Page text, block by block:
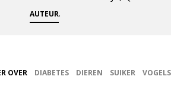
AUTEUR.
OVER DIABETES DIEREN SUIKER VOGELS